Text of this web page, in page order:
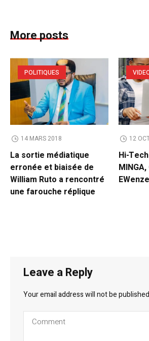
More posts
POLITIQUES
14 MARS 2018
La sortie médiatique
erronée et biaisée de
William Ruto a rencontré
une farouche réplique
12
Hi-
Leave a Reply
Your email address will not be